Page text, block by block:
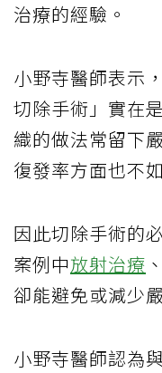
治療的經驗。
小野寺醫師表示
切除手術」實在
織的做法常留下
復發率方面也不
因此切除手術的
案例中放射治療
卻能避免或減少
小野寺醫師認為